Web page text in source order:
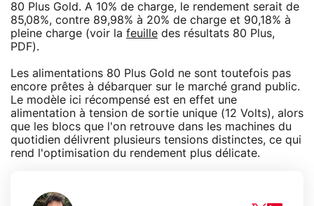
80 Plus Gold. A 10% de charge, le rendement serait de
85,08%, contre 89,98% à 20% de charge et 90,18% à
pleine charge (voir la feuille des résultats 80 Plus,
PDF).
Les alimentations 80 Plus Gold ne sont toutefois pas
encore prêtes à débarquer sur le marché grand public.
Le modèle ici récompensé est en effet une
alimentation à tension de sortie unique (12 Volts), alors
que les blocs que l'on retrouve dans les machines du
quotidien délivrent plusieurs tensions distinctes, ce qui
rend l'optimisation du rendement plus délicate.